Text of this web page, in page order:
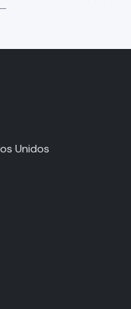
—
Unidos